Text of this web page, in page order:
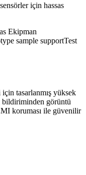
için hassas
Ekipman
sample supportTest
tasarlanmış yüksek
bildiriminden görüntü
koruması ile güvenilir